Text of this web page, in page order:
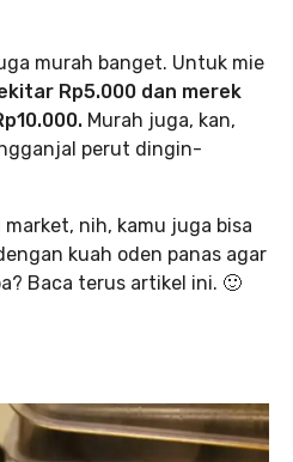
murah banget. Untuk mie
Rp5.000 dan merek
Murah juga, kan,
perut dingin-
market, nih, kamu juga bisa
kuah oden panas agar
Baca terus artikel ini. 🙂